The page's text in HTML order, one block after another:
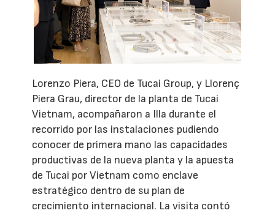
Lorenzo Piera, CEO de Tucai Group, y Llorenç
Piera Grau, director de la planta de Tucai
Vietnam, acompañaron a Illa durante el
recorrido por las instalaciones pudiendo
conocer de primera mano las capacidades
productivas de la nueva planta y la apuesta
de Tucai por Vietnam como enclave
estratégico dentro de su plan de
crecimiento internacional. La visita contó